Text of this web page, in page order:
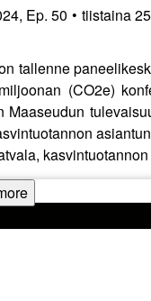
, Ep. 50 • tiistaina
tallenne
(CO2e)
Maaseudun
tekstivastine »